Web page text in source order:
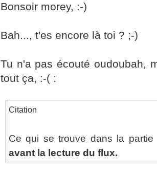
Bonsoir morey, :-)
Bah..., t'es encore là toi ? ;-)
Tu n'a pas écouté oudoubah,
tout ça, :-( :
Citation
Ce qui se trouve dans la
avant la lecture du flux.